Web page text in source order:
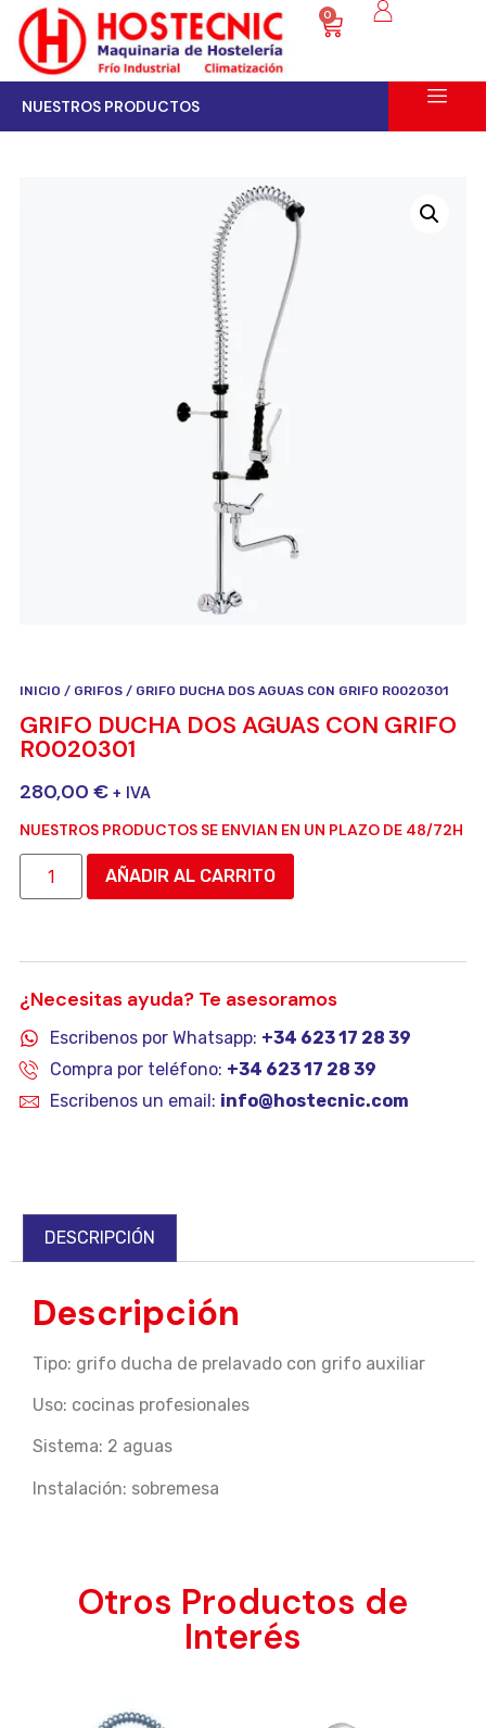
0
NUESTROS PRODUCTOS
INICIO / GRIFOS / GRIFO DUCHA DOS AGUAS CON GRIFO R0020301
GRIFO DUCHA DOS AGUAS CON GRIFO
R0020301
280,00 € + IVA
NUESTROS PRODUCTOS SE ENVIAN EN UN PLAZO DE 48/72H
AÑADIR AL CARRITO
¿Necesitas ayuda? Te asesoramos
Escribenos por Whatsapp: +34 623 17 28 39
Compra por teléfono: +34 623 17 28 39
Escribenos un email: info@hostecnic.com
DESCRIPCIÓN
Descripción
Tipo: grifo ducha de prelavado con grifo auxiliar
Uso: cocinas profesionales
Sistema: 2 aguas
Instalación: sobremesa
Otros Productos de
Interés